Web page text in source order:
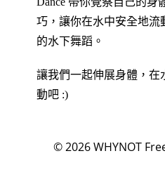
巧，讓你在水中安全地流
的水下舞蹈。
讓我們一起伸展身體，在
動吧 :)
© 2026WHYNOT